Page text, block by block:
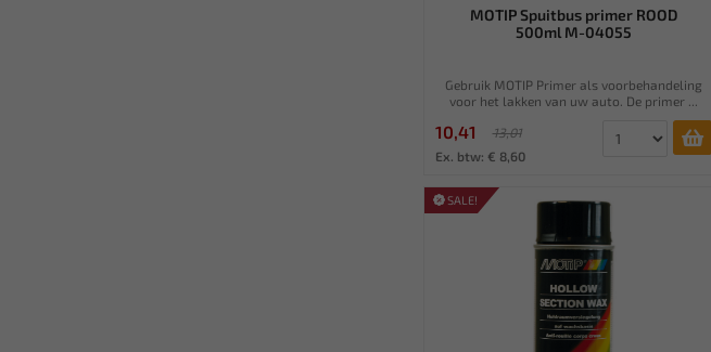
MOTIP Spuitbus primer ROOD
500ml M-04055
Gebruik MOTIP Primer als voorbehandeling
voor het lakken van uw auto. De primer ...
10,41
13,01
Ex. btw: € 8,60
SALE!